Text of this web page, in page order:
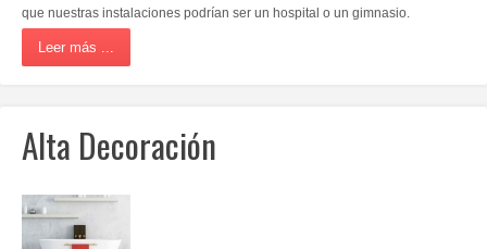
que nuestras instalaciones podrían ser un hospital o un gimnasio.
Leer más ...
Alta Decoración